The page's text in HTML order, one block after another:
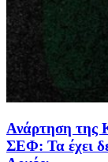
Ανάρτηση της
ΣΕΦ: Τα έχει